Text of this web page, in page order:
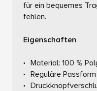
für ein bequemes
fehlen.
Eigenschaften
Material: 100 %
Reguläre Passform